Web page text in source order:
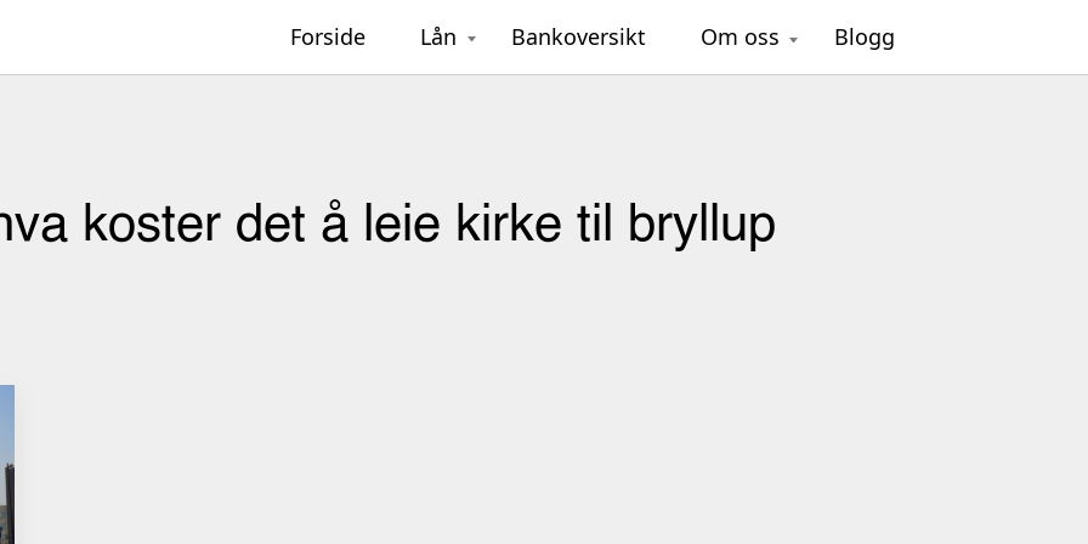
Forside Lån Bankoversikt Om oss Blogg
koster det å leie kirke til bryllup